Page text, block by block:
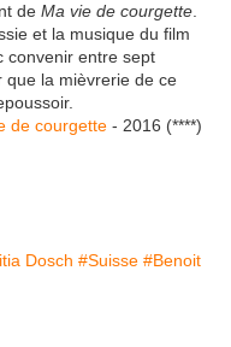
de Ma vie de courgette
et la musique du film
convenir entre sept
que la mièvrerie de ce
de courgette - 2016 (****)
Dosch #Suisse #Benoit